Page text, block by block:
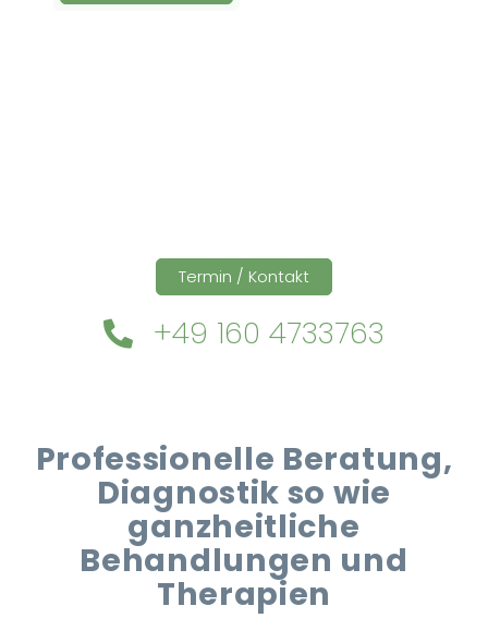
Kontakt
Termin / Kontakt
+49 160 4733763
Professionelle Beratung,
Diagnostik so wie
ganzheitliche
Behandlungen und
Therapien